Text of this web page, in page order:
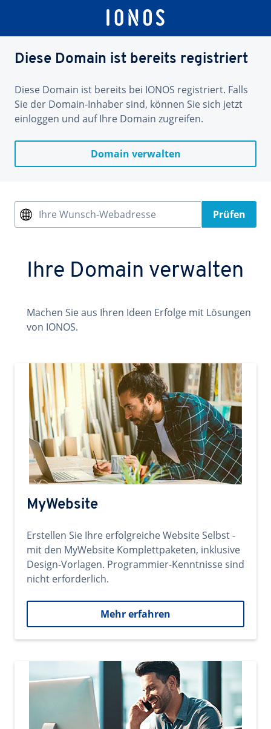
Diese Domain ist bereits registriert
Diese Domain ist bereits bei IONOS registriert. Falls
Sie der Domain-Inhaber sind, können Sie sich jetzt
einloggen und auf Ihre Domain zugreifen.
Domain verwalten
Ihre Wunsch-Webadresse Prüfen
Ihre Domain verwalten
Machen Sie aus Ihren Ideen Erfolge mit Lösungen
von IONOS.
MyWebsite
Erstellen Sie Ihre erfolgreiche Website Selbst -
mit den MyWebsite Komplettpaketen, inklusive
Design-Vorlagen. Programmier-Kenntnisse sind
nicht erforderlich.
Mehr erfahren